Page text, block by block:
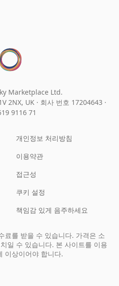
Marketplace Ltd.
2NX, UK · 회사 번호 17204643 ·
9116 71
개인정보 처리방침
이용약관
접근성
쿠키 설정
책임감 있게 음주하세요
료를 받을 수 있습니다. 가격은 소
일 수 있습니다. 본 사이트를 이용
이상이어야 합니다.